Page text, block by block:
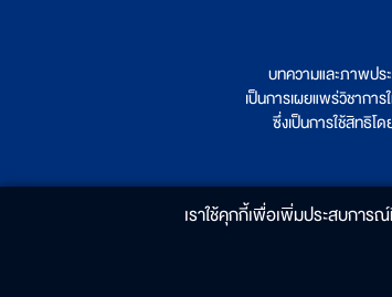
บทความและภาพปร
เป็นการเผยแพร่วิชากา
ซึ่งเป็นการใช้สิทธิโ
เราใช้คุกกี้เพื่อเพิ่มประสบการณ์